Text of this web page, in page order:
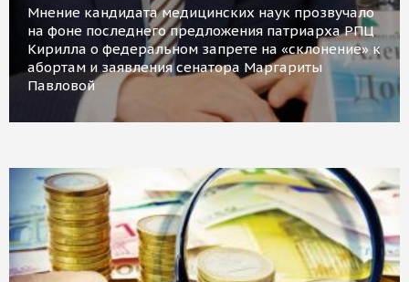
Мнение кандидата медицинских наук прозвучало
на фоне последнего предложения патриарха РПЦ
Кирилла о федеральном запрете на «склонение» к
абортам и заявления сенатора Маргариты
Павловой